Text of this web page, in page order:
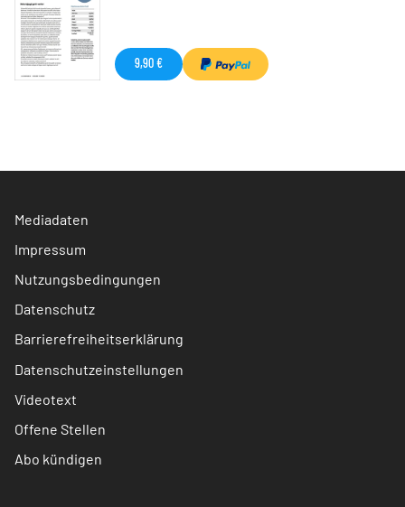
9,90 €
Mediadaten
Impressum
Nutzungsbedingungen
Datenschutz
Barrierefreiheitserklärung
Datenschutzeinstellungen
Videotext
Offene Stellen
Abo kündigen